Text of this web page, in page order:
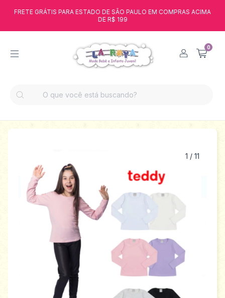
FRETE GRÁTIS PARA ESTADO DE SÃO PAULO EM COMPRAS ACIMA
DE R$ 199
0
1 / 11